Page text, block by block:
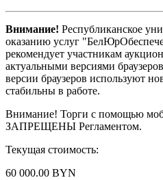
Внимание! Республиканское
оказанию услуг
рекомендует участникам
актуальными версиями
версии браузеров используют
стабильны в работе.
Внимание! Торги с помощью
ЗАПРЕЩЕНЫ Регламентом.
Текущая стоимость:
60 000.00 BYN